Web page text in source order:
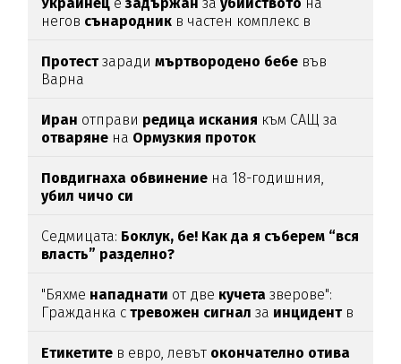
негов сънародник в частен комплекс в
Протестзарадимъртвородено бебе във
Варна
Иран отправи редица искания към САЩ за
отваряне на Ормузкия проток
Повдигнаха обвинение на 18-годишния,
убил чичо си
Седмицата: Боклук, бе! Как да я съберем “вся
власть” разделно?
"Бяхме нападнати от две кучета зверове":
Гражданка стревожен сигнал за инцидентв
Етикетите в евро, левът окончателно отива